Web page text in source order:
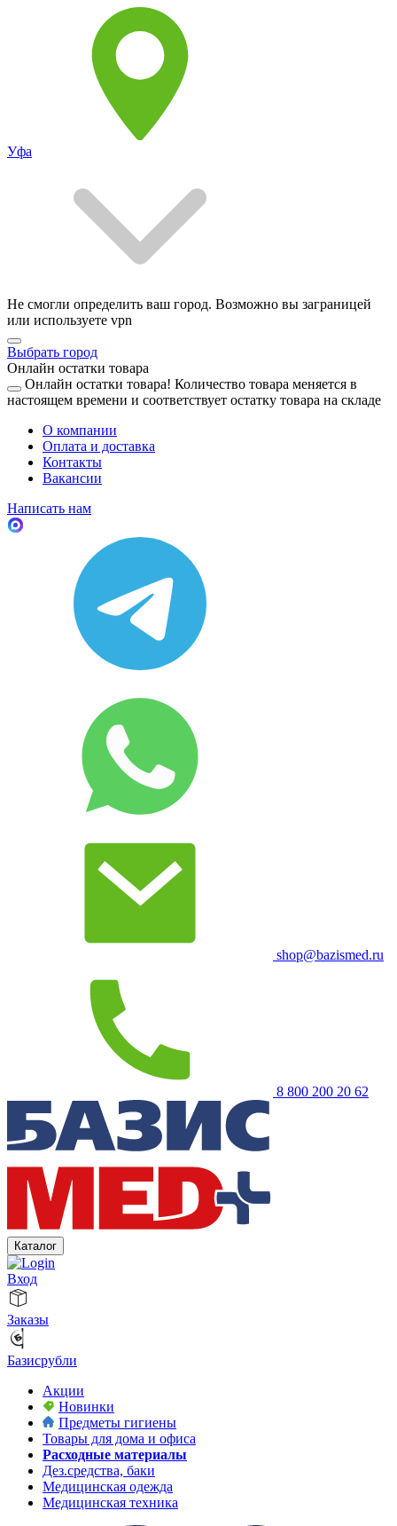
Уфа
Не смогли определить ваш город. Возможно вы заграницей
или используете vpn
Выбрать город
Онлайн остатки товара
Онлайн остатки товара! Количество товара меняется в
настоящем времени и соответствует остатку товара на складе
О компании
Оплата и доставка
Контакты
Вакансии
Написать нам
shop@bazismed.ru
8 800 200 20 62
Каталог
Вход
Заказы
Базисрубли
Акции
Новинки
Предметы гигиены
Товары для дома и офиса
Расходные материалы
Дез.средства, баки
Медицинская одежда
Медицинская техника